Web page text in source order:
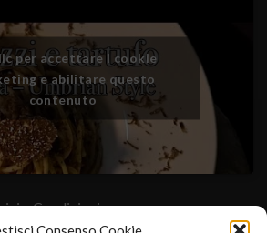
per accettare i cookie
e abilitare questo
contenuto
e Condizioni